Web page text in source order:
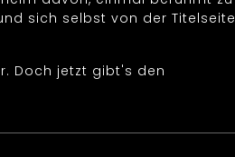
sich selbst von der Titelseite
Doch jetzt gibt's den